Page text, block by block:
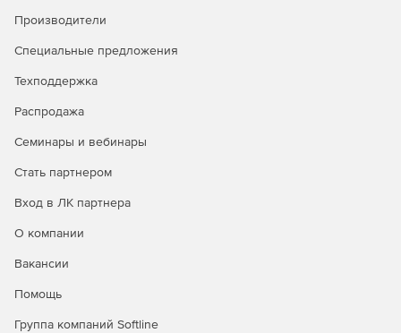
Ключевые функции
Pilot-Storage
Архив (чертежи, информация по расчетам, модели
объектов, пояснительные записки, медиа материалы
Производители
Специальные предложения
Техподдержка
Распродажа
Семинары и вебинары
Стать партнером
Вход в ЛК партнера
О компании
Вакансии
Помощь
Группа компаний Softline